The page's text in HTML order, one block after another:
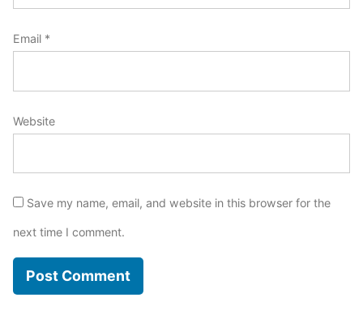
Email *
Website
Save my name, email, and website in this browser for the
next time I comment.